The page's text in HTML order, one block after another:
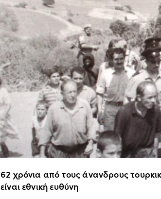
62 χρόνια από τους άνανδρους
είναι εθνική ευθύνη